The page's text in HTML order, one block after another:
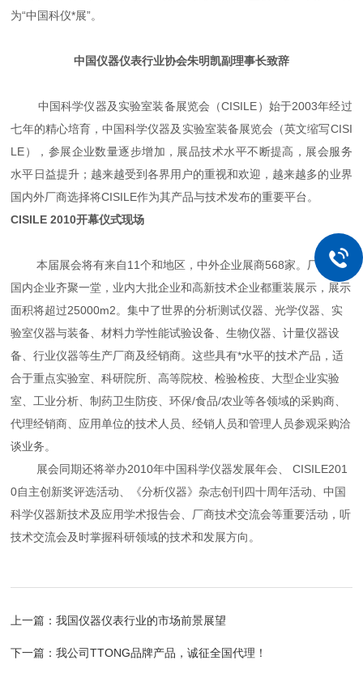
为“中国科仪*展”。
中国仪器仪表行业协会朱明凯副理事长致辞
中国科学仪器及实验室装备展览会（CISILE）始于2003年经过
七年的精心培育，中国科学仪器及实验室装备展览会（英文缩写CISI
LE），参展企业数量逐步增加，展品技术水平不断提高，展会服务
水平日益提升；越来越受到各界用户的重视和欢迎，越来越多的业界
国内外厂商选择将CISILE作为其产品与技术发布的重要平台。
CISILE 2010开幕仪式现场
本届展会将有来自11个和地区，中外企业展商568家。厂商和
国内企业齐聚一堂，业内大批企业和高新技术企业都重装展示，展示
面积将超过25000m2。集中了世界的分析测试仪器、光学仪器、实
验室仪器与装备、材料力学性能试验设备、生物仪器、计量仪器设
备、行业仪器等生产厂商及经销商。这些具有*水平的技术产品，适
合于重点实验室、科研院所、高等院校、检验检疫、大型企业实验
室、工业分析、制药卫生防疫、环保/食品/农业等各领域的采购商、
代理经销商、应用单位的技术人员、经销人员和管理人员参观采购洽
谈业务。
展会同期还将举办2010年中国科学仪器发展年会、 CISILE201
0自主创新奖评选活动、《分析仪器》杂志创刊四十周年活动、中国
科学仪器新技术及应用学术报告会、厂商技术交流会等重要活动，听
技术交流会及时掌握科研领域的技术和发展方向。
上一篇：我国仪器仪表行业的市场前景展望
下一篇：我公司TTONG品牌产品，诚征全国代理！